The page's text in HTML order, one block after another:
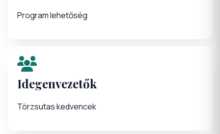
Program lehetőség
Idegenvezetők
Törzsutas kedvencek